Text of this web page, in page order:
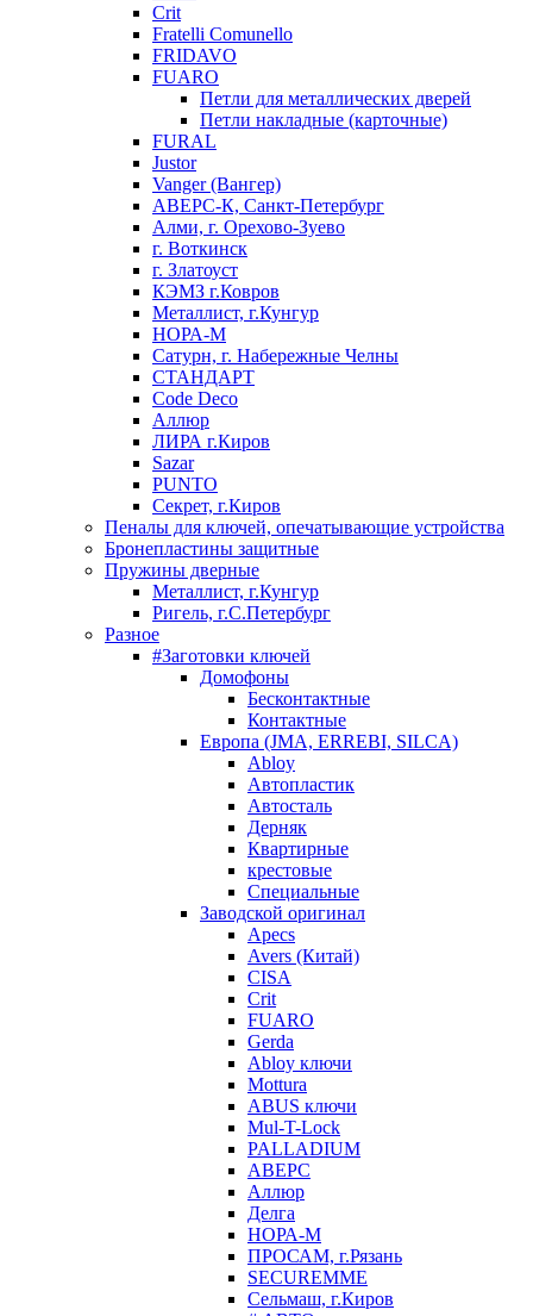
Crit
Fratelli Comunello
FRIDAVO
FUARO
Петли для металлических дверей
Петли накладные (карточные)
FURAL
Justor
Vanger (Вангер)
АВЕРС-К, Санкт-Петербург
Алми, г. Орехово-Зуево
г. Воткинск
г. Златоуст
КЭМЗ г.Ковров
Металлист, г.Кунгур
НОРА-М
Сатурн, г. Набережные Челны
СТАНДАРТ
Code Deco
Аллюр
ЛИРА г.Киров
Sazar
PUNTO
Секрет, г.Киров
Пеналы для ключей, опечатывающие устройства
Бронепластины защитные
Пружины дверные
Металлист, г.Кунгур
Ригель, г.С.Петербург
Разное
#Заготовки ключей
Домофоны
Бесконтактные
Контактные
Европа (JMA, ERREBI, SILCA)
Abloy
Автопластик
Автосталь
Дерняк
Квартирные
крестовые
Специальные
Заводской оригинал
Apecs
Avers (Китай)
CISA
Crit
FUARO
Gerda
Abloy ключи
Mottura
ABUS ключи
Mul-T-Lock
PALLADIUM
АВЕРС
Аллюр
Делга
НОРА-М
ПРОСАМ, г.Рязань
SECUREMME
Сельмаш, г.Киров